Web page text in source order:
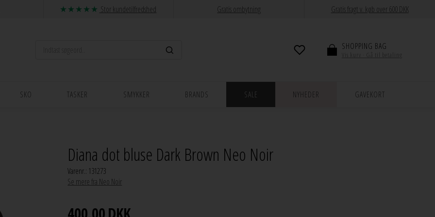
Stor kundetilfredshed Gratis ombytning Gratis fragt v. køb over 600 DKK
SHOPPING BAG
SKO TASKER SMYKKER BRANDS SALE NYHEDER GAVEKORT
Diana dot bluse Dark Brown Neo Noir
Varenr.: 131273
Se mere fra Neo Noir